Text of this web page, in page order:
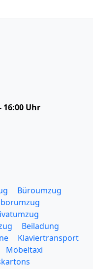
16:00 Uhr
Büroumzug
Beiladung
Klaviertransport
Möbeltaxi